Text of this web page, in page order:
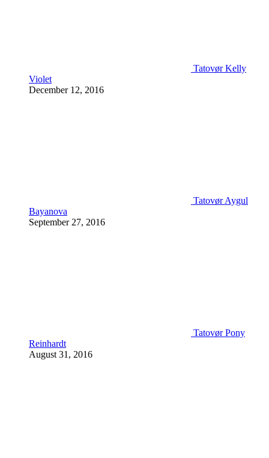
Tatovør Kelly
Violet
December 12, 2016
Tatovør Aygul
Bayanova
September 27, 2016
Tatovør Pony
Reinhardt
August 31, 2016